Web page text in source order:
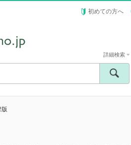
初めての方へ
詳細検索